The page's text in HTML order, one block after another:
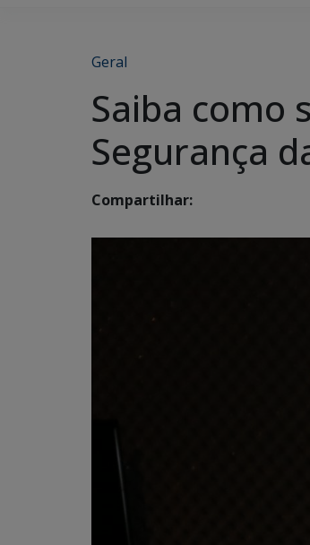
Geral
Saiba como
Segurança
Compartilhar: